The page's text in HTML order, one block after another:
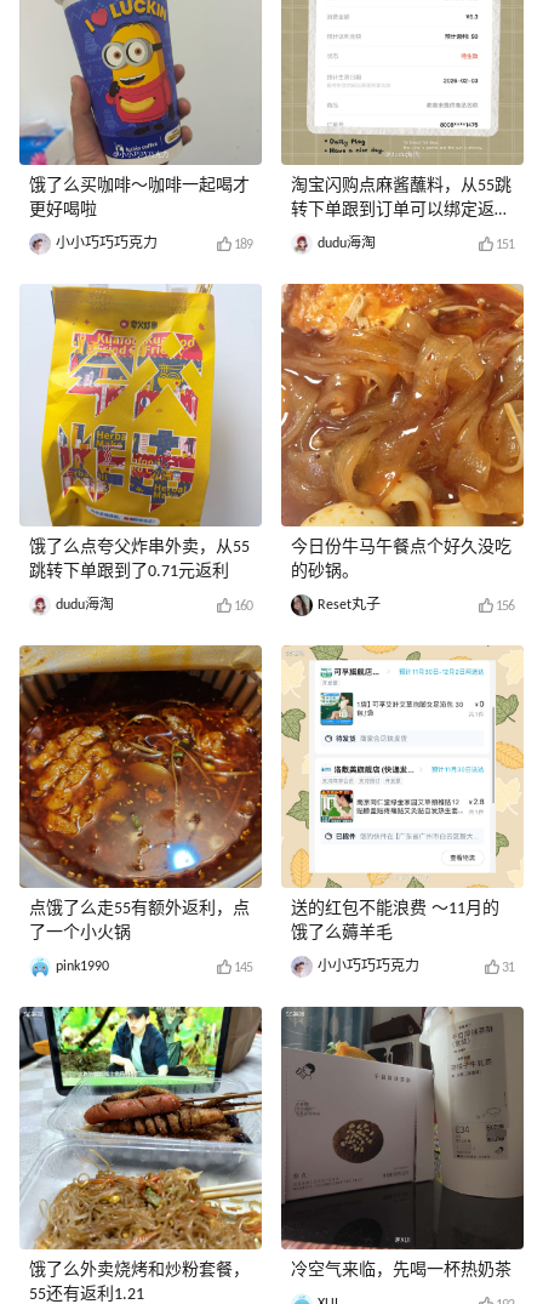
饿了么买咖啡～咖啡一起喝才
更好喝啦
小小巧巧巧克力 189
饿了么点夸父炸串外卖，从55
跳转下单跟到了0.71元返利
dudu海淘 160
点饿了么走55有额外返利，点
了一个小火锅
pink1990 145
饿了么外卖烧烤和炒粉套餐，
55还有返利1.21
淘宝闪购点麻酱蘸料，从55跳
转下单跟到订单可以绑定返利
券哦dudu海淘 151
今日份牛马午餐点个好久没吃
的砂锅。
Reset丸子 156
送的红包不能浪费 ～11月的
饿了么薅羊毛
小小巧巧巧克力 31
冷空气来临，先喝一杯热奶茶